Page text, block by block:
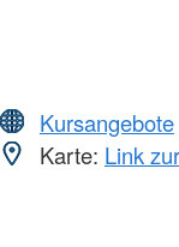
Kursangebote
Karte: Link